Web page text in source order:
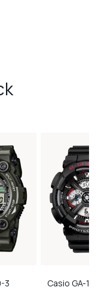
3 Casio GA-